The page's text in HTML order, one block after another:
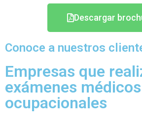
Descargar
Conoce a nuestros
Empresas que
exámenes médicos
ocupacionales